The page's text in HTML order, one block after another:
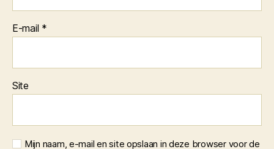
E-mail *
Site
Mijn naam, e-mail en site opslaan in deze browser voor de